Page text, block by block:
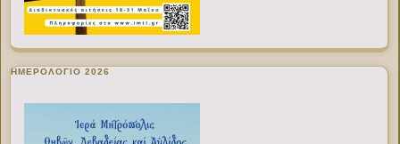
ΗΜΕΡΟΛΟΓΙΟ 2026